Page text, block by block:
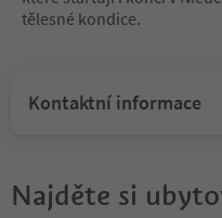
tělesné kondice.
Kontaktní informace
Najděte si